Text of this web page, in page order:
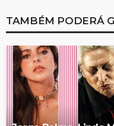
TAMBÉM PODERÁ